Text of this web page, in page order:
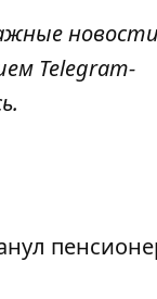
Telegram-
.